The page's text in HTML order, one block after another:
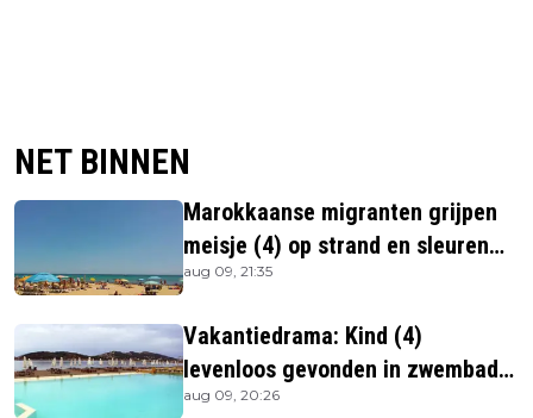
NET BINNEN
Marokkaanse migranten grijpen
meisje (4) op strand en sleuren
haar in zee
aug 09, 21:35
Vakantiedrama: Kind (4)
levenloos gevonden in zwembad
beachbar
aug 09, 20:26